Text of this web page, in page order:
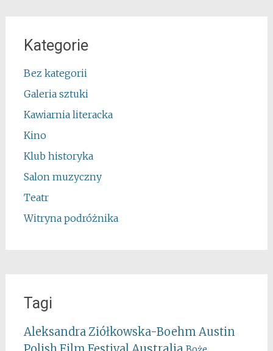
Kategorie
Bez kategorii
Galeria sztuki
Kawiarnia literacka
Kino
Klub historyka
Salon muzyczny
Teatr
Witryna podróżnika
Tagi
Aleksandra Ziółkowska-Boehm Austin